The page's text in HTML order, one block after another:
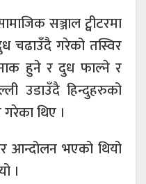
सञ्जाल ट्वीटरमा
चढाउँदै गरेको तस्विर
हुने र दुध फाल्ने र
उडाउँदै हिन्दुहरुको
थिए ।
आन्दोलन भएको थियो
।